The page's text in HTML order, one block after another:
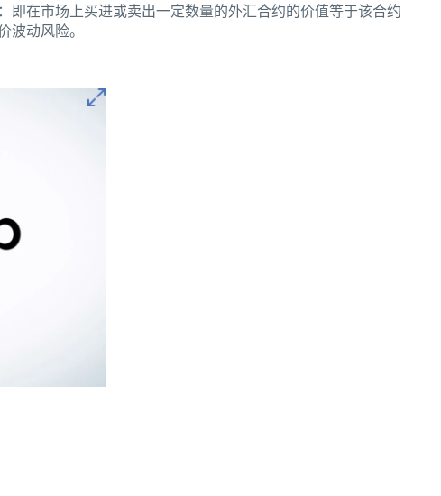
在市场上买进或卖出一定数量的外汇合约的价值等于该合约
波动风险。